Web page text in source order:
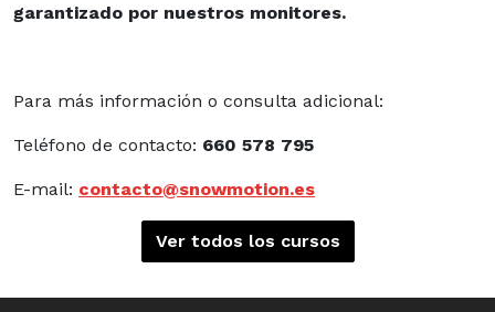
garantizado por nuestros monitores.
Para más información o consulta adicional:
Teléfono de contacto: 660 578 795
E-mail: contacto@snowmotion.es
Ver todos los cursos